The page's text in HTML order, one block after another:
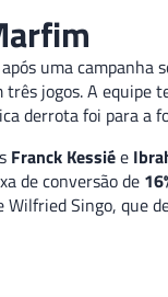
uma campanha
jogos. A equipe
derrota foi para a
Franck Kessiée
de conversão de
Singo, que